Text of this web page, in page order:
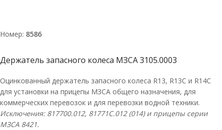
Номер: 8586
Держатель запасного колеса МЗСА 3105.0003
Оцинкованный держатель запасного колеса R13, R13C и R14С
для установки на прицепы МЗСА общего назначения, для
коммерческих перевозок и для перевозки водной техники.
Исключения: 817700.012, 81771C.012 (014) и прицепы серии
МЗСА 8421.